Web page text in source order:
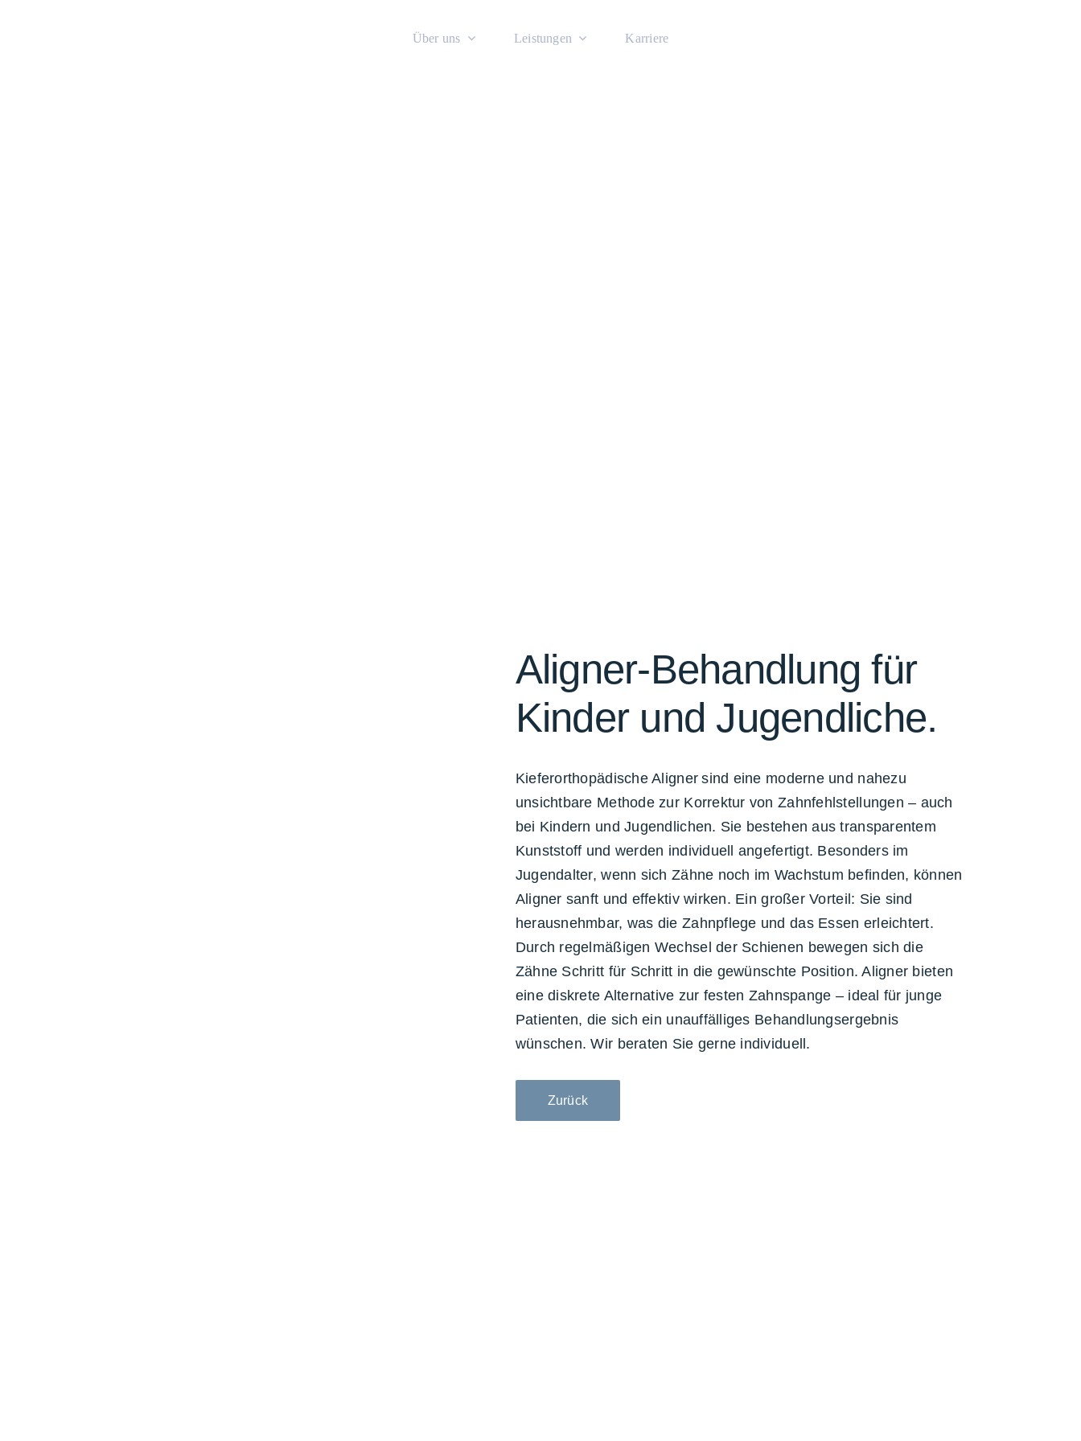
Über uns Leistungen Karriere
Aligner-Behandlung für
Kinder und Jugendliche.
KieferorthopädischeAligner sind eine moderne und nahezu
unsichtbare Methode zur Korrektur von Zahnfehlstellungen – auch
bei Kindern und Jugendlichen. Sie bestehen aus transparentem
Kunststoff und werden individuell angefertigt. Besonders im
Jugendalter, wenn sich Zähne noch im Wachstum befinden, können
Aligner sanft und effektiv wirken. Ein großer Vorteil: Sie sind
herausnehmbar, was die Zahnpflege und das Essen erleichtert.
Durch regelmäßigen Wechsel der Schienen bewegen sich die
Zähne Schritt für Schritt in die gewünschte Position. Aligner bieten
eine diskrete Alternative zur festen Zahnspange – ideal für junge
Patienten, die sich ein unauffälliges Behandlungsergebnis
wünschen. Wir beraten Sie gerne individuell.
Zurück